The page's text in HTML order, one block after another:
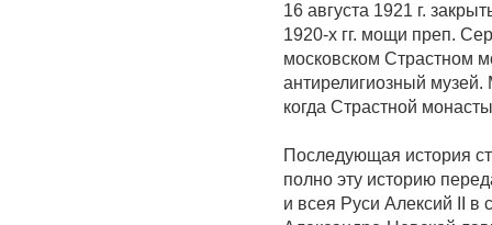
16 августа 1921 г.
1920-х гг. мощи преп.
московском Страстном
антирелигиозный
когда Страстной
Последующая история
полно эту историю
и всея Руси Алексий II в